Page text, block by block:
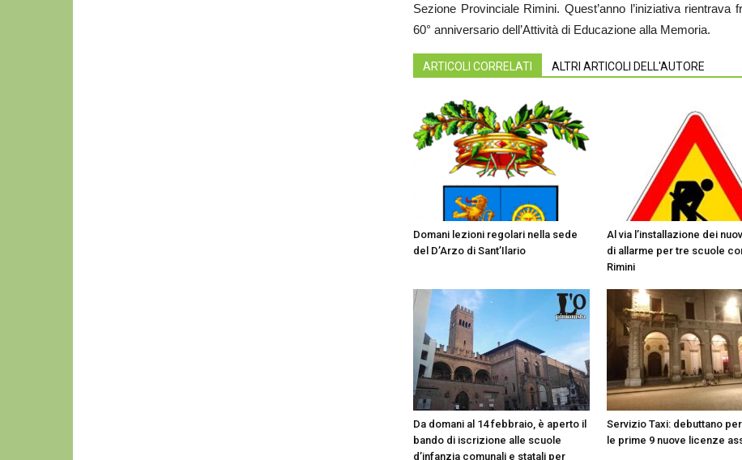
Sezione Provinciale Rimini. Quest’anno l’iniziativa
60° anniversario dell’Attività di Educazione alla Memoria.
ARTICOLI CORRELATI ALTRI ARTICOLI DELL'AUTORE
Domani lezioni regolari nella sede
del D’Arzo di Sant’Ilario
Al via l’installazione dei
di allarme per tre scuole
Rimini
Da domani al 14 febbraio, è aperto il
bando di iscrizione alle scuole
d’infanzia comunali e statali per
Servizio Taxi: debuttano
le prime 9 nuove licenze